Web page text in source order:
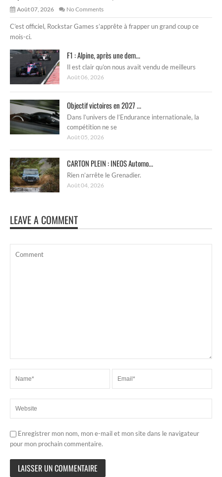
Août 07, 2026 No Comments
C’est officiel, Rockstar Games s’apprête à frapper un grand coup ce
mois-ci.
F1 : Alpine, après une dem...
Il est clair qu’on nous avait vendu de meilleurs
Août 06, 2026
Objectif victoires en 2027 ...
Dans l’univers de l’Endurance internationale, la
compétition ne se
Août 05, 2026
CARTON PLEIN : INEOS Automo...
Rien n’arrête le Grenadier.
Août 04, 2026
LEAVE A COMMENT
Enregistrer mon nom, mon e-mail et mon site dans le navigateur
pour mon prochain commentaire.